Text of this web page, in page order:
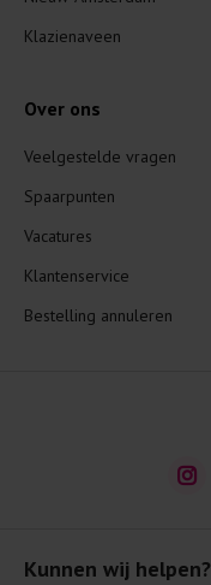
Kunnen wij helpen?
Klazienaveen
Over ons
Veelgestelde vragen
Spaarpunten
Vacatures
Klantenservice
Bestelling annuleren